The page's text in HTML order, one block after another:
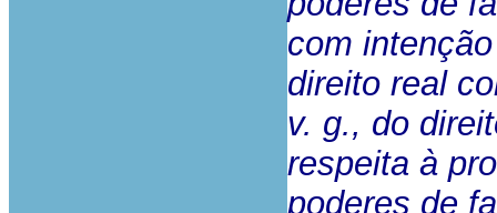
com
direito real
v. g., do
respeita à
poderes de